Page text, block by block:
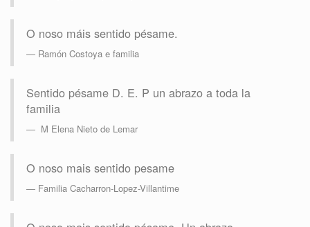
O noso máis sentido pésame.
Ramón Costoya e familia
Sentido pésame D. E. P un abrazo a toda la
familia
M Elena Nieto de Lemar
O noso mais sentido pesame
Familia Cacharron-Lopez-Villantime